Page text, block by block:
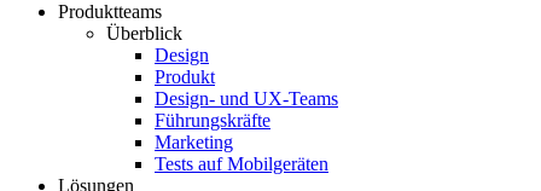
Footer
Produktteams
Überblick
Design
Produkt
Design- und UX-Teams
Führungskräfte
Marketing
Tests auf Mobilgeräten
Lösungen